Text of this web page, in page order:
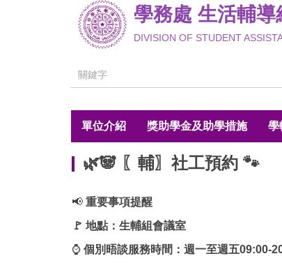
學務處 生活輔導
DIVISION OF STUDENT
單位介紹 獎助學金及助學措施 學
🌿🐼 〖輔〗社工預約 🐾
📢 重要事項提醒
🚩 地點：生輔組會議室
⌚️ 個別晤談服務時間：週一至週五09:00-